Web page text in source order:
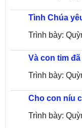
Tình Chúa
Trình bày:
Và con tim
Trình bày:
Cho con níu
Trình bày: